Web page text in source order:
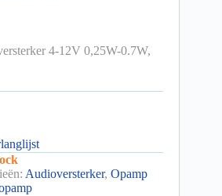
4-12V 0,25W-0.7W,
Audioversterker, Opamp